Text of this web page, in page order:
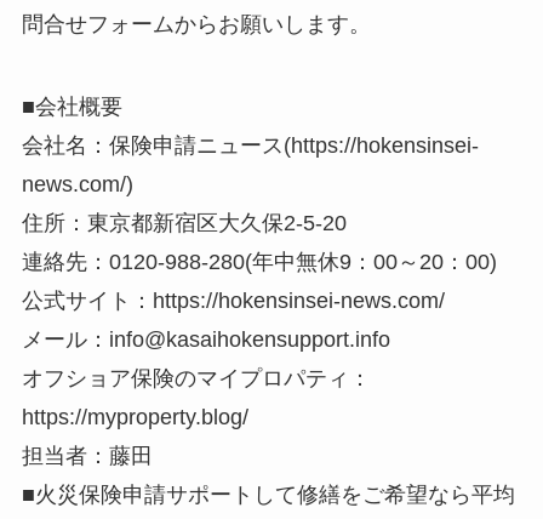
問合せフォームからお願いします。
■会社概要
会社名：保険申請ニュース(https://hokensinsei-
news.com/)
住所：東京都新宿区大久保2-5-20
連絡先：0120-988-280(年中無休9：00～20：00)
公式サイト：https://hokensinsei-news.com/
メール：info@kasaihokensupport.info
オフショア保険のマイプロパティ：
https://myproperty.blog/
担当者：藤田
■火災保険申請サポートして修繕をご希望なら平均